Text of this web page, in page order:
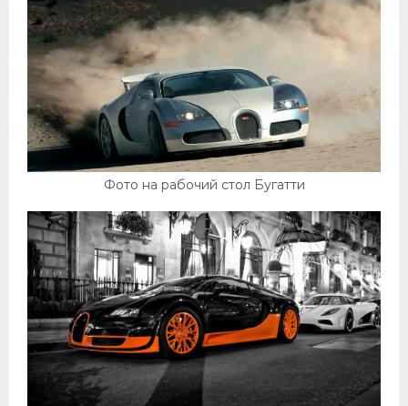
Фото на рабочий стол Бугатти